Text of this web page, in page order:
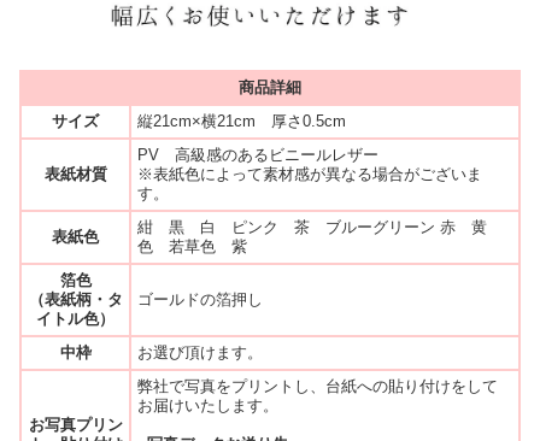
商品詳細
サイズ
縦21cm×横21cm 厚さ0.5cm
表紙材質
PV 高級感のあるビニールレザー
※表紙色によって素材感が異なる場合がございま
す。
表紙色
紺 黒 白 ピンク 茶 ブルーグリーン 赤 黄
色 若草色 紫
箔色
（表紙柄・タ
イトル色）
ゴールドの箔押し
中枠 お選び頂けます。
お写真プリン
弊社で写真をプリントし、台紙への貼り付けをして
お届けいたします。